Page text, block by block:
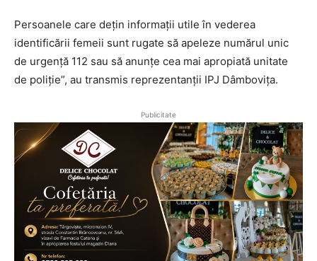
Persoanele care dețin informații utile în vederea
identificării femeii sunt rugate să apeleze numărul unic
de urgență 112 sau să anunțe cea mai apropiată unitate
de poliție”, au transmis reprezentanții IPJ Dâmbovița.
Publicitate